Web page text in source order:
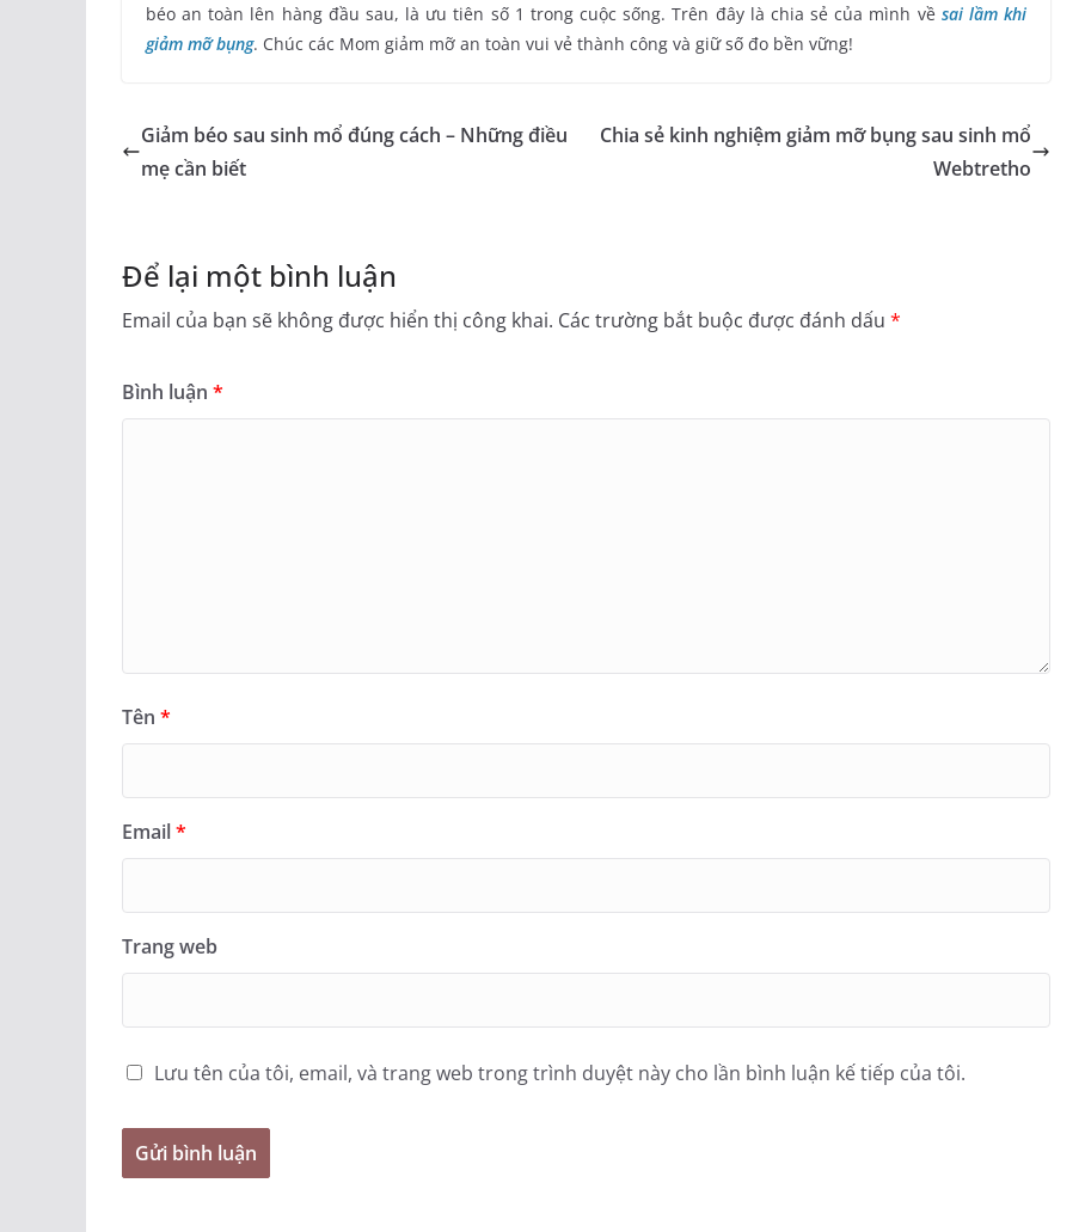
béo an toàn lên hàng đầu sau, là ưu tiên số 1 trong cuộc sống. Trên đây là chia sẻ của mình về sai lầm khi
giảm mỡ bụng. Chúc các Mom giảm mỡ an toàn vui vẻ thành công và giữ số đo bền vững!
Giảm béo sau sinh mổ đúng cách – Những điều
mẹ cần biết
Chia sẻ kinh nghiệm giảm mỡ bụng sau sinh mổ
Webtretho
Để lại một bình luận
Email của bạn sẽ không được hiển thị công khai. Các trường bắt buộc được đánh dấu *
Bình luận *
Tên *
Email*
Trang web
Lưu tên của tôi, email, và trang web trong trình duyệt này cho lần bình luận kế tiếp của tôi.